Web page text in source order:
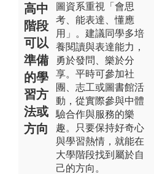
高中
階段
可以
準備
的學
習方
法或
方向
圖資系重視「會思
考、能表達、懂應
用」。建議同學多培
養閱讀與表達能力，
勇於發問、樂於分
享。平時可參加社
團、志工或圖書館活
動，從實際參與中體
驗合作與服務的樂
趣。只要保持好奇心
與學習熱情，就能在
大學階段找到屬於自
己的方向。